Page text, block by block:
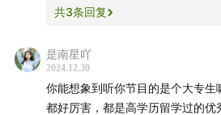
过度研究别人的表现和危害
15:59 做博主，研究对标账号，不如
有人是冲刺型选手，有人是
共3条回复
是南星吖
2024.12.30
你能想象到听你节目的是个大专生
都好厉害，都是高学历留学过的优